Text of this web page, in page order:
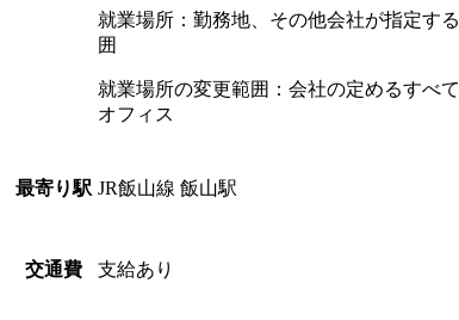
就業場所：勤務地、その他会社が指定す
囲
就業場所の変更範囲：会社の定めるすべ
オフィス
最寄り駅 JR飯山線 飯山駅
交通費 支給あり